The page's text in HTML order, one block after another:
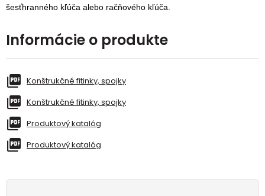
šesťhranného kľúča alebo račňového kľúča.
Informácie o produkte
Konštrukčné fitinky, spojky
Konštrukčné fitinky, spojky
Produktový katalóg
Produktový katalóg